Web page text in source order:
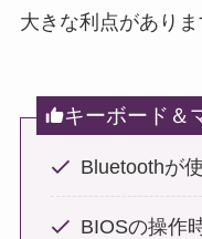
大きな利点がありま
キーボード＆
Bluetoothが
BIOSの操作